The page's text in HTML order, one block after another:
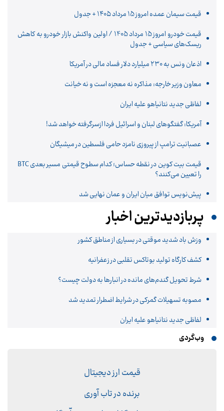
قیمت سیمان عمده امروز 15 مرداد ۱۴۰۵ + جدول
قیمت خودرو امروز 15 مرداد 1405 / اولین واکنش بازار خودرو به کاهش
ریسک‌های سیاسی + جدول
اذعان ونس به ۲۳۰ میلیارد دلار فساد مالی در آمریکا
معاون وزیر خارجه: مذاکره نه معجزه است و نه خیانت
لفاظی جدید نتانیاهو علیه ایران
آمریکا: گفتگوهای لبنان و اسرائیل فردا ازسرگرفته خواهد شد!
عصبانیت ترامپ از پیروزی نامزد حامی فلسطین در میشیگان
قیمت بیت کوین در نقطه حساس؛ کدام سطوح قیمتی مسیر بعدی BTC
را تعیین می‌کنند؟
پیش‌نویس توافق میان ایران و عمان نهایی شد
پربازدیدترین اخبار
وزش باد شدید موقتی در بسیاری از مناطق کشور
کشف کارگاه تولید بوتاکس تقلبی در زعفرانیه
شرط تحویل گندم‌های مانده در انبار‌ها به دولت چیست؟
مصوبه تسهیلات گمرکی در شرایط اضطرار تمدید شد
لفاظی جدید نتانیاهو علیه ایران
وب‌گردی
قیمت ارز دیجیتال
برنده در تاب آوری